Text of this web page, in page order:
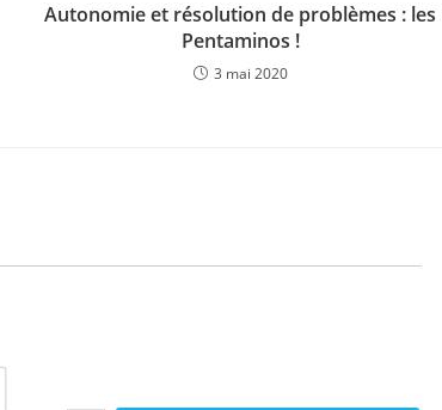
Autonomie et résolution de problèmes : les
Pentaminos !
3 mai 2020